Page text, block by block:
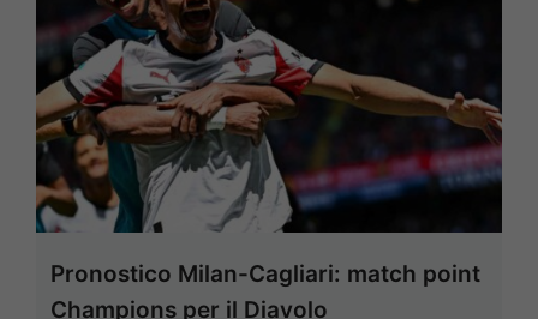
Pronostico Milan-Cagliari: match point
Champions per il Diavolo